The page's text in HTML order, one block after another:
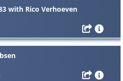
with Rico Verhoeven